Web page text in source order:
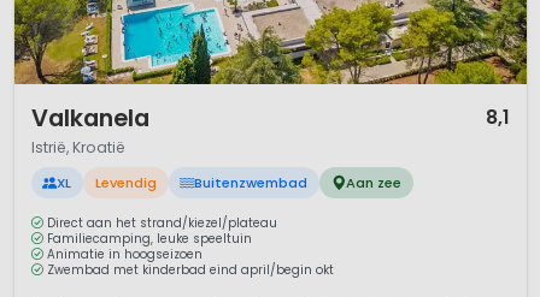
Valkanela 8,1
Istrië, Kroatië
XL Levendig Buitenzwembad Aan zee
Direct aan het strand/kiezel/plateau
Familiecamping, leuke speeltuin
Animatie in hoogseizoen
Zwembad met kinderbad eind april/begin okt